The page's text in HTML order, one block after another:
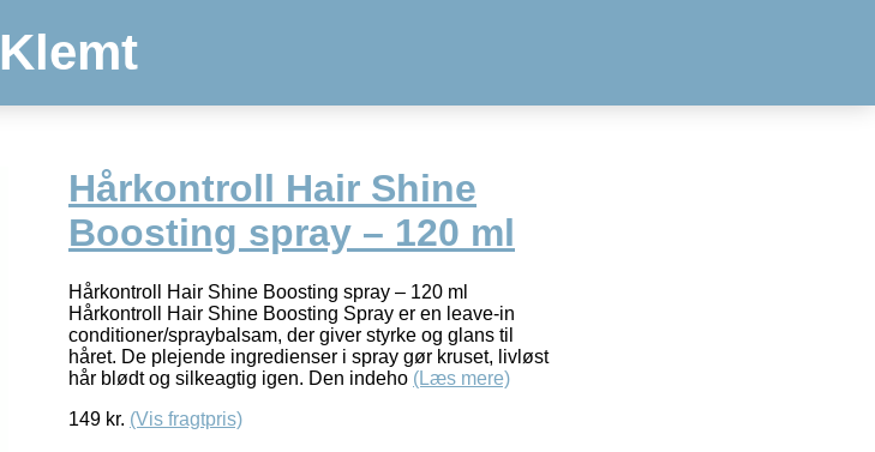
Klemt
Hårkontroll Hair Shine
Boosting spray – 120 ml
Hårkontroll Hair Shine Boosting spray – 120 ml
Hårkontroll Hair Shine Boosting Spray er en leave-in
conditioner/spraybalsam, der giver styrke og glans til
håret. De plejende ingredienser i spray gør kruset, livløst
hår blødt og silkeagtig igen. Den indeho (Læs mere)
149 kr. (Vis fragtpris)